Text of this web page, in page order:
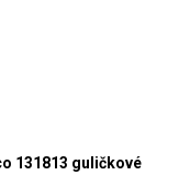
131813 guličkové